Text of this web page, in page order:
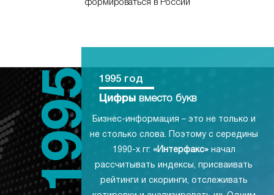
формироваться в России
1995 год
Цифры вместо букв
Бизнес-информация – это не только и
не столько слова. Поэтому с середины
1990-х гг. «Интерфакс»начал
рассчитывать индексы, присваивать
рейтинги и скоринги, отслеживать